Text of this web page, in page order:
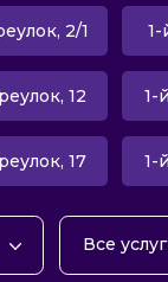
2/1
12 1-
17 1-
Все